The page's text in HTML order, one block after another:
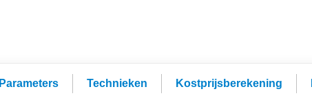
Parameters Technieken Kostprijsberekening